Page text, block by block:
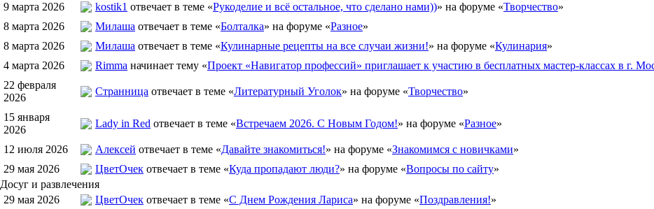
9 марта 2026 kostik1 отвечает в теме «Рукоделие и всё остальное, что сделано нами))» на форуме «Творчество»
8 марта 2026
Милаша отвечает в теме «Болталка» на форуме «Разное»
8 марта 2026
Милаша отвечает в теме «Кулинарные рецепты на все случаи жизни!» на форуме «Кулинария»
4 марта 2026
Rimma начинает тему «Проект «Навигатор профессий» приглашает к участию в бесплатных мастер-классах в г.
22 февраля
2026
Странница отвечает в теме «Литературный Уголок» на форуме «Творчество»
15 января
2026
Lady in Red отвечает в теме «Встречаем 2026. С Новым Годом!» на форуме «Разное»
12 июля 2026 Алексей отвечает в теме «Давайте знакомиться!» на форуме «Знакомимся с новичками»
29 мая 2026
ЦветOчек отвечает в теме «Куда пропадают люди?» на форуме «Вопросы по сайту»
Досуг и развлечения
29 мая 2026
ЦветOчек отвечает в теме «С Днем Рождения Лариса» на форуме «Поздравления!»